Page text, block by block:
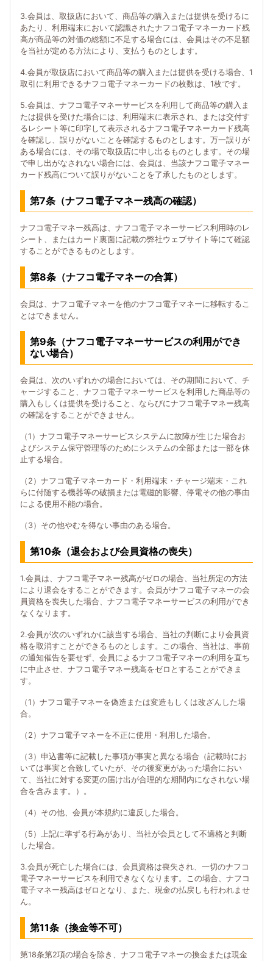
3.会員は、取扱店において、商品等の購入または提供を受けるに
あたり、利用端末において認識されたナフコ電子マネーカード残
高が商品等の対価の総額に不足する場合には、会員はその不足額
を当社が定める方法により、支払うものとします。
4.会員が取扱店において商品等の購入または提供を受ける場合、1
取引に利用できるナフコ電子マネーカードの枚数は、1枚です。
5.会員は、ナフコ電子マネーサービスを利用して商品等の購入ま
たは提供を受けた場合には、利用端末に表示され、または交付す
るレシート等に印字して表示されるナフコ電子マネーカード残高
を確認し、誤りがないことを確認するものとします。万一誤りが
ある場合には、その場で取扱店に申し出るものとします。その場
で申し出がなされない場合には、会員は、当該ナフコ電子マネー
カード残高について誤りがないことを了承したものとします。
第7条（ナフコ電子マネー残高の確認）
ナフコ電子マネー残高は、ナフコ電子マネーサービス利用時のレ
シート、またはカード裏面に記載の弊社ウェブサイト等にて確認
することができるものとします。
第8条（ナフコ電子マネーの合算）
会員は、ナフコ電子マネーを他のナフコ電子マネーに移転するこ
とはできません。
第9条（ナフコ電子マネーサービスの利用ができ
ない場合）
会員は、次のいずれかの場合においては、その期間において、チ
ャージすること、ナフコ電子マネーサービスを利用した商品等の
購入もしくは提供を受けること、ならびにナフコ電子マネー残高
の確認をすることができません。
（1）ナフコ電子マネーサービスシステムに故障が生じた場合お
よびシステム保守管理等のためにシステムの全部または一部を休
止する場合。
（2）ナフコ電子マネーカード・利用端末・チャージ端末・これ
らに付随する機器等の破損または電磁的影響、停電その他の事由
による使用不能の場合。
（3）その他やむを得ない事由のある場合。
第10条（退会および会員資格の喪失）
1.会員は、ナフコ電子マネー残高がゼロの場合、当社所定の方法
により退会をすることができます。会員がナフコ電子マネーの会
員資格を喪失した場合、ナフコ電子マネーサービスの利用ができ
なくなります。
2.会員が次のいずれかに該当する場合、当社の判断により会員資
格を取消すことができるものとします。この場合、当社は、事前
の通知催告を要せず、会員によるナフコ電子マネーの利用を直ち
に中止させ、ナフコ電子マネー残高をゼロとすることができま
す。
（1）ナフコ電子マネーを偽造または変造もしくは改ざんした場
合。
（2）ナフコ電子マネーを不正に使用・利用した場合。
（3）申込書等に記載した事項が事実と異なる場合（記載時にお
いては事実と合致していたが、その後変更があった場合におい
て、当社に対する変更の届け出が合理的な期間内になされない場
合を含みます。）。
（4）その他、会員が本規約に違反した場合。
（5）上記に準ずる行為があり、当社が会員として不適格と判断
した場合。
3.会員が死亡した場合には、会員資格は喪失され、一切のナフコ
電子マネーサービスを利用できなくなります。この場合、ナフコ
電子マネー残高はゼロとなり、また、現金の払戻しも行われませ
ん。
第11条（換金等不可）
第18条第2項の場合を除き、ナフコ電子マネーの換金または現金